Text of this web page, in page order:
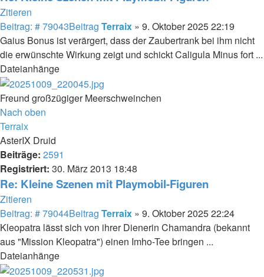
Zitieren
Beitrag: # 79043Beitrag Terraix » 9. Oktober 2025 22:19
Gaius Bonus ist verärgert, dass der Zaubertrank bei ihm nicht
die erwünschte Wirkung zeigt und schickt Caligula Minus fort ...
Dateianhänge
Freund großzügiger Meerschweinchen
Nach oben
Terraix
AsterIX Druid
Beiträge: 2591
Registriert: 30. März 2013 18:48
Re: Kleine Szenen mit Playmobil-Figuren
Zitieren
Beitrag: # 79044Beitrag Terraix » 9. Oktober 2025 22:24
Kleopatra lässt sich von ihrer Dienerin Chamandra (bekannt
aus "Mission Kleopatra") einen Imho-Tee bringen ...
Dateianhänge